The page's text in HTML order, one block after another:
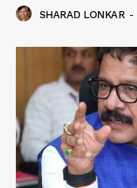
SHARAD LONKAR -